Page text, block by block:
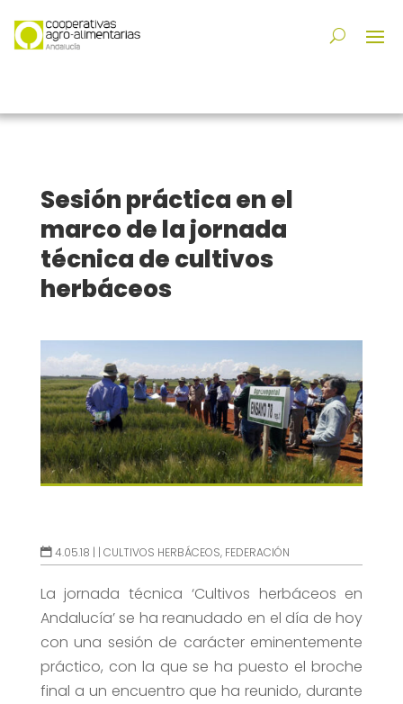
Sesión práctica en el
marco de la jornada
técnica de cultivos
herbáceos
4.05.18 | | CULTIVOS HERBÁCEOS, FEDERACIÓN
La jornada técnica ‘Cultivos herbáceos en
Andalucía’ se ha reanudado en el día de hoy
con una sesión de carácter eminentemente
práctico, con la que se ha puesto el broche
final a un encuentro que ha reunido, durante